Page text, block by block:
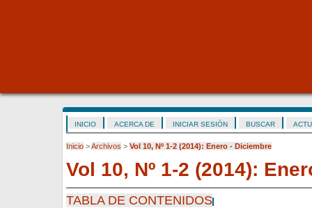
INICIO ACERCA DE INICIAR SESIÓN BUSCAR
Inicio >Archivos > Vol 10, Nº 1-2 (2014): Enero - Diciembre
Vol 10, Nº 1-2 (2014):
TABLA DE CONTENIDOS